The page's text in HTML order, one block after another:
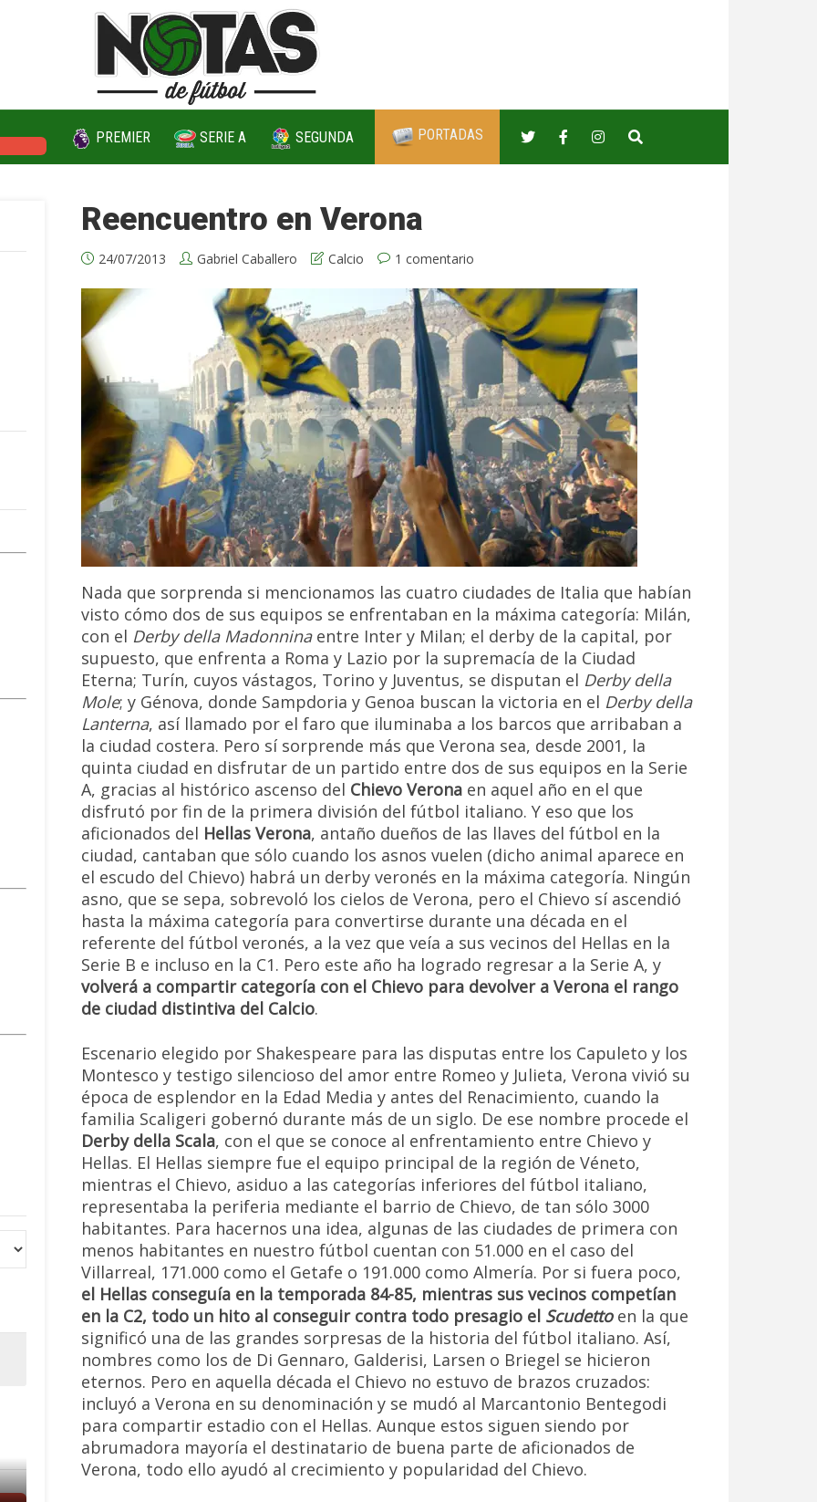
PREMIER SERIE A SEGUNDA PORTADAS
Reencuentro en Verona
24/07/2013 Gabriel Caballero Calcio 1 comentario
Nada que sorprenda si mencionamos las cuatro ciudades de Italia que habían
visto cómo dos de sus equipos se enfrentaban en la máxima categoría: Milán,
con el Derby della Madonninaentre Inter y Milan; el derby de la capital, por
supuesto, que enfrenta a Roma y Lazio por la supremacía de la Ciudad
Eterna; Turín, cuyos vástagos, Torino y Juventus, se disputan el Derby della
Mole; y Génova, donde Sampdoria y Genoa buscan la victoria en el Derby della
Lanterna, así llamado por el faro que iluminaba a los barcos que arribaban a
la ciudad costera. Pero sí sorprende más que Verona sea, desde 2001, la
quinta ciudad en disfrutar de un partido entre dos de sus equipos en la Serie
A, gracias al histórico ascenso del Chievo Verona en aquel año en el que
disfrutó por fin de la primera división del fútbol italiano. Y eso que los
aficionados del Hellas Verona, antaño dueños de las llaves del fútbol en la
ciudad, cantaban que sólo cuando los asnos vuelen (dicho animal aparece en
el escudo del Chievo) habrá un derby veronés en la máxima categoría. Ningún
asno, que se sepa, sobrevoló los cielos de Verona, pero el Chievo sí ascendió
hasta la máxima categoría para convertirse durante una década en el
referente del fútbol veronés, a la vez que veía a sus vecinos del Hellas en la
Serie B e incluso en la C1. Pero este año ha logrado regresar a la Serie A, y
volverá a compartir categoría con el Chievo para devolver a Verona el rango
de ciudad distintiva del Calcio.
Escenario elegido por Shakespeare para las disputas entre los Capuleto y los
Montesco y testigo silencioso del amor entre Romeo y Julieta, Verona vivió su
época de esplendor en la Edad Media y antes del Renacimiento, cuando la
familia Scaligeri gobernó durante más de un siglo. De ese nombre procede el
Derby della Scala, con el que se conoce al enfrentamiento entre Chievo y
Hellas. El Hellas siempre fue el equipo principal de la región de Véneto,
mientras el Chievo, asiduo a las categorías inferiores del fútbol italiano,
representaba la periferia mediante el barrio de Chievo, de tan sólo 3000
habitantes. Para hacernos una idea, algunas de las ciudades de primera con
menos habitantes en nuestro fútbol cuentan con 51.000 en el caso del
Villarreal, 171.000 como el Getafe o 191.000 como Almería. Por si fuera poco,
el Hellas conseguía en la temporada 84-85, mientras sus vecinos competían
en la C2, todo un hito al conseguir contra todo presagio el Scudettoen la que
significó una de las grandes sorpresas de la historia del fútbol italiano. Así,
nombres como los de Di Gennaro, Galderisi, Larsen o Briegel se hicieron
eternos. Pero en aquella década el Chievo no estuvo de brazos cruzados:
incluyó a Verona en su denominación y se mudó al Marcantonio Bentegodi
para compartir estadio con el Hellas. Aunque estos siguen siendo por
abrumadora mayoría el destinatario de buena parte de aficionados de
Verona, todo ello ayudó al crecimiento y popularidad del Chievo.